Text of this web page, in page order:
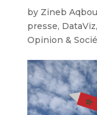
by Zineb
presse, DataViz,
Opinion &